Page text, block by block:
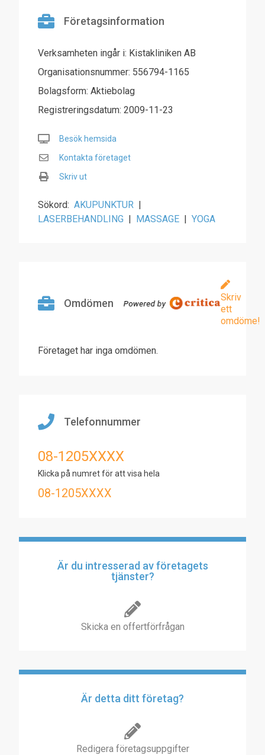
Företagsinformation
Verksamheten ingår i: Kistakliniken AB
Organisationsnummer: 556794-1165
Bolagsform: Aktiebolag
Registreringsdatum: 2009-11-23
Besök hemsida
Kontakta företaget
Skriv ut
Sökord: AKUPUNKTUR |
LASERBEHANDLING | MASSAGE | YOGA
Omdömen
Skriv
ett
omdöme!
Företaget har inga omdömen.
Telefonnummer
08-1205XXXX
Klicka på numret för att visa hela
08-1205XXXX
Är du intresserad av företagets
tjänster?
Skicka en offertförfrågan
Är detta ditt företag?
Redigera företagsuppgifter